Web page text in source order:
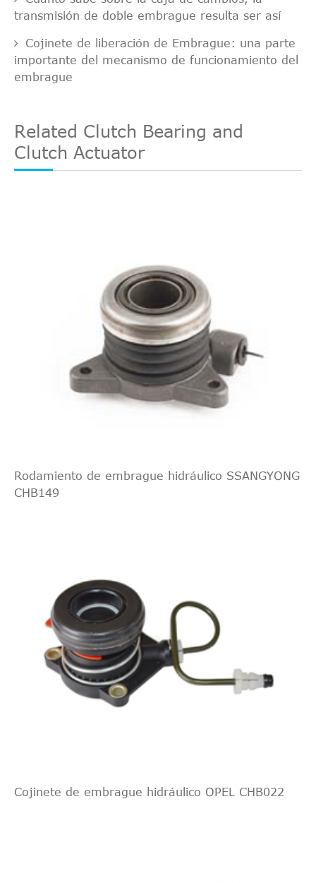
transmisión de doble embrague resulta ser así
Cojinete de liberación de Embrague: una parte
importante del mecanismo de funcionamiento del
embrague
Related Clutch Bearing and
Clutch Actuator
Rodamiento de embrague hidráulico SSANGYONG
CHB149
Cojinete de embrague hidráulico OPEL CHB022